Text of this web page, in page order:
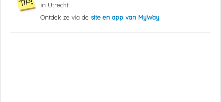
in Utrecht.
Ontdek ze via de site en app van MyWay